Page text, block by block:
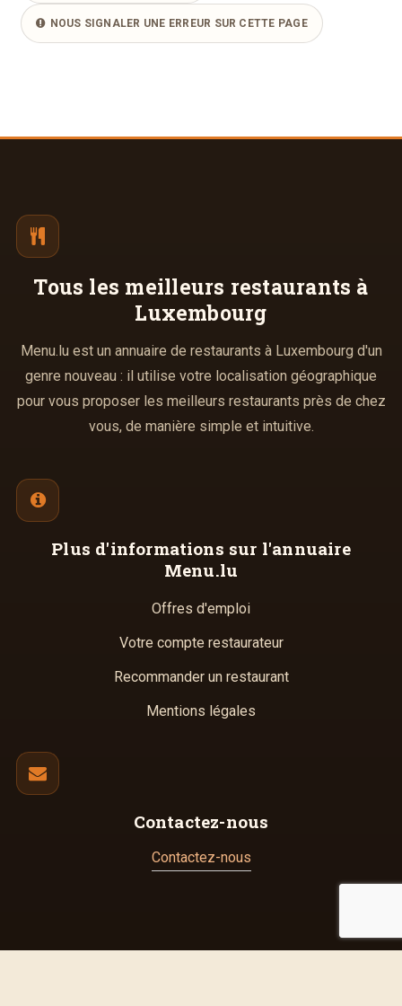
NOUS SIGNALER UNE ERREUR SUR CETTE PAGE
Tous les meilleurs restaurants à
Luxembourg
Menu.lu est un annuaire de restaurants à Luxembourg d'un
genre nouveau : il utilise votre localisation géographique
pour vous proposer les meilleurs restaurants près de chez
vous, de manière simple et intuitive.
Plus d'informations sur l'annuaire
Menu.lu
Offres d'emploi
Votre compte restaurateur
Recommander un restaurant
Mentions légales
Contactez-nous
Contactez-nous